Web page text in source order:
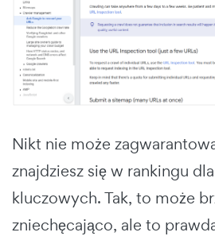
Nikt nie może
znajdziesz się w rankingu
kluczowych. Tak, to może
zniechęcająco, ale to